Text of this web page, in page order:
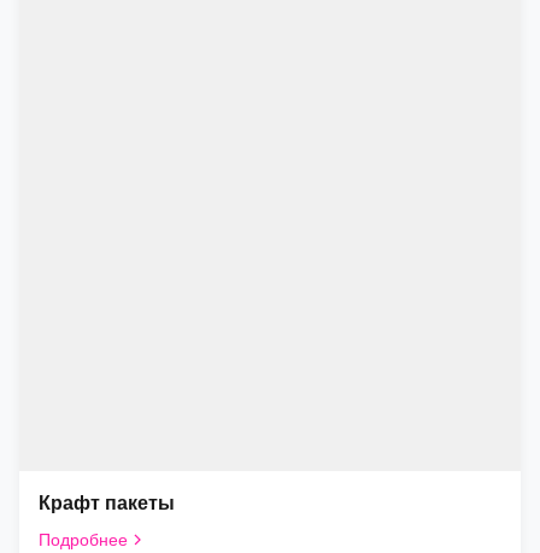
Крафт пакеты
Подробнее